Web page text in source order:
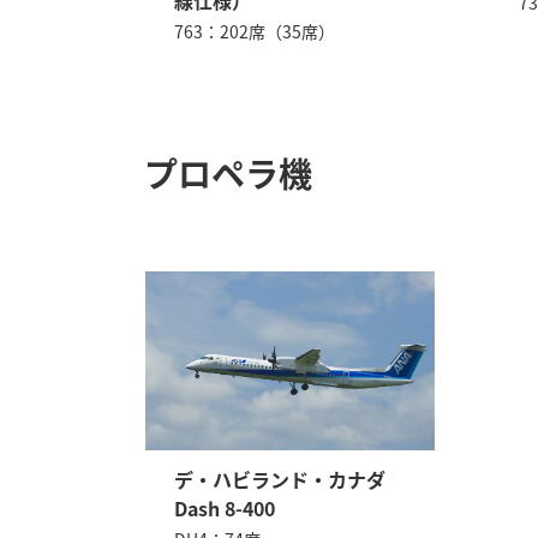
763：202席（35席）
プロペラ機
デ・ハビランド・カナダ
Dash 8-400